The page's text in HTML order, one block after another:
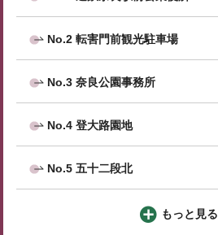
No.2 転害門前観光駐車場
No.3 奈良公園事務所
No.4 登大路園地
No.5 五十二段北
もっと見る